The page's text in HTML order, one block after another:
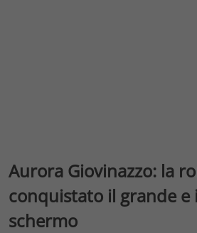
Aurora Giovinazzo: la
conquistato il grande e
schermo